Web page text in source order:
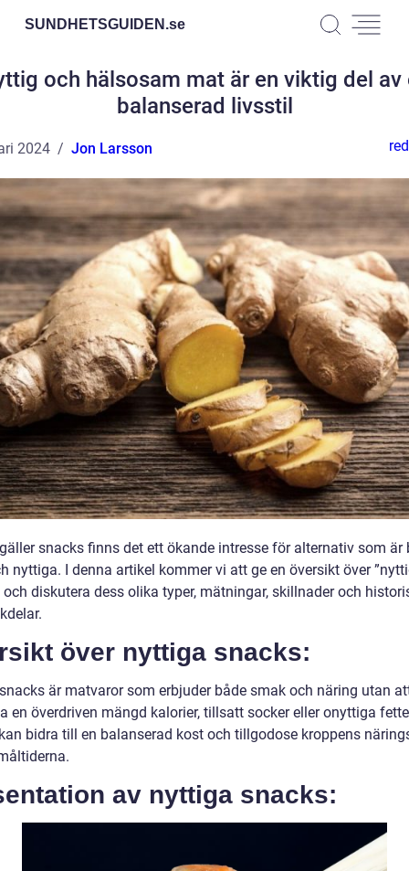
SUNDHETSGUIDEN.se
och hälsosam mat är en viktig del av
balanserad livsstil
2024 Jon Larsson
snacks finns det ett ökande intresse för alternativ som är
nyttiga. I denna artikel kommer vi att ge en översikt över
och diskutera dess olika typer, mätningar, skillnader och
över nyttiga snacks:
är matvaror som erbjuder både smak och näring utan
en överdriven mängd kalorier, tillsatt socker eller onyttiga
bidra till en balanserad kost och tillgodose kroppens
av nyttiga snacks: